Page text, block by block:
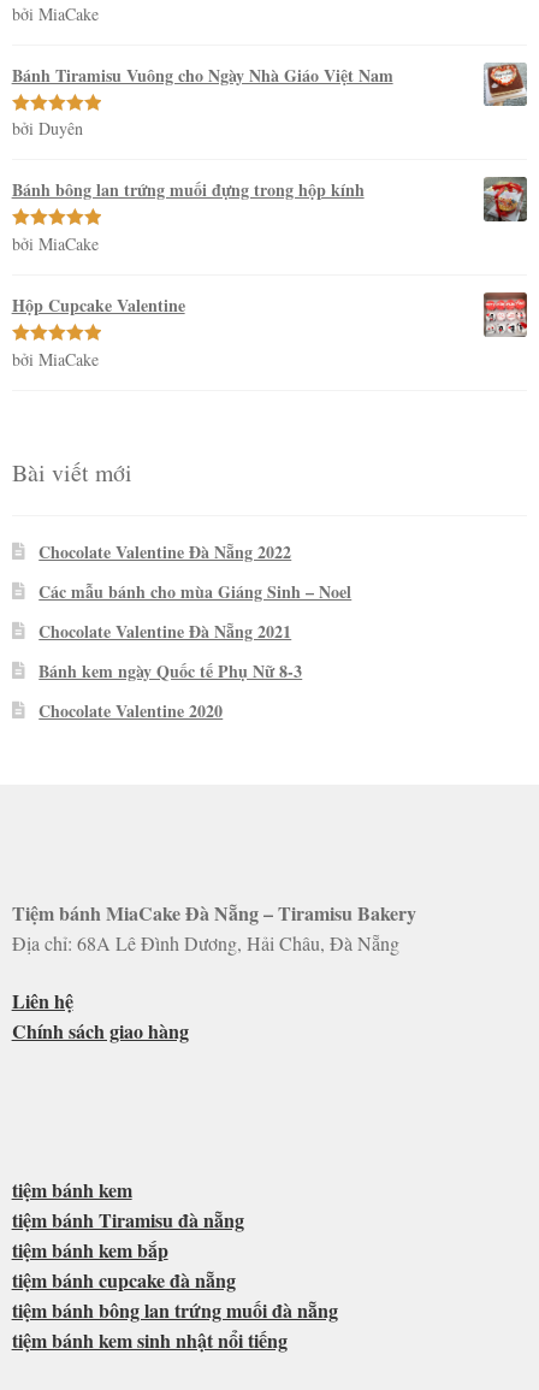
Được xếp
bởi MiaCake
Bánh Tiramisu Vuông cho Ngày Nhà Giáo Việt Nam
Được xếp
bởi Duyên
Bánh bông lan trứng muối đựng trong hộp kính
Được xếp
bởi MiaCake
Hộp Cupcake Valentine
Được xếp
bởi MiaCake
Bài viết mới
Chocolate Valentine Đà Nẵng 2022
Các mẫu bánh cho mùa Giáng Sinh – Noel
Chocolate Valentine Đà Nẵng 2021
Bánh kem ngày Quốc tế Phụ Nữ 8-3
Chocolate Valentine 2020
Tiệm bánh MiaCake Đà Nẵng – Tiramisu Bakery
Địa chỉ: 68A Lê Đình Dương, Hải Châu, Đà Nẵng
Liên hệ
Chính sách giao hàng
tiệm bánh kem
tiệm bánh Tiramisu đà nẵng
tiệm bánh kem bắp
tiệm bánh cupcake đà nẵng
tiệm bánh bông lan trứng muối đà nẵng
tiệm bánh kem sinh nhật nổi tiếng